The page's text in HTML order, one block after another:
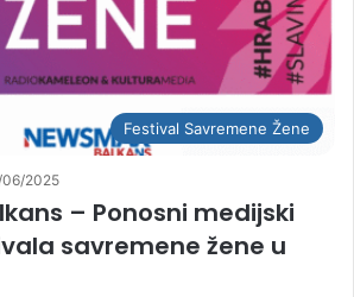
Festival Savremene Žene
06/2025
– Ponosni medijski
savremene žene u